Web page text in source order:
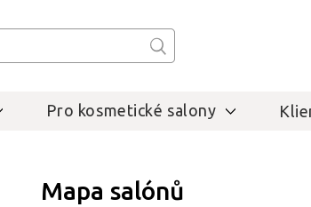
Pro kosmetické salony
Mapa salónů